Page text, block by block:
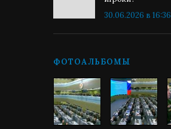
30.06.2026 в 16:36
ФОТОАЛЬБОМЫ